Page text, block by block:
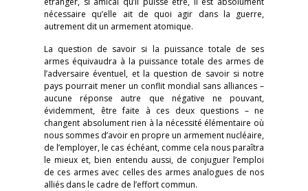
nécessaire qu’elle ait de quoi agir dans la guerre,
autrement dit un armement atomique.
La question de savoir si la puissance totale de ses
armes équivaudra à la puissance totale des armes de
l’adversaire éventuel, et la question de savoir si notre
pays pourrait mener un conflit mondial sans alliances –
aucune réponse autre que négative ne pouvant,
évidemment, être faite à ces deux questions – ne
changent absolument rien à la nécessité élémentaire où
nous sommes d’avoir en propre un armement nucléaire,
de l’employer, le cas échéant, comme cela nous paraîtra
le mieux et, bien entendu aussi, de conjuguer l’emploi
de ces armes avec celles des armes analogues de nos
alliés dans le cadre de l’effort commun.